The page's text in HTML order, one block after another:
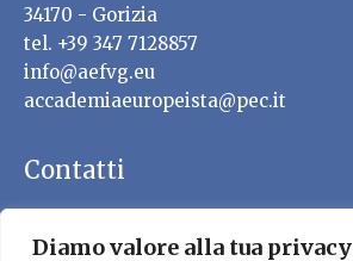
Diamo valore alla tua privacy
34170 - Gorizia
tel. +39 347 7128857
info@aefvg.eu
accademiaeuropeista@pec.it
Contatti